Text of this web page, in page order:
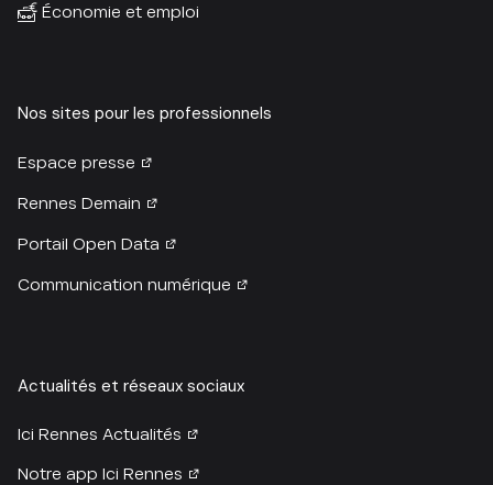
Économie et emploi
Nos sites pour les professionnels
Espace presse
Rennes Demain
Portail Open Data
Communication numérique
Actualités et réseaux sociaux
Ici Rennes Actualités
Notre app Ici Rennes